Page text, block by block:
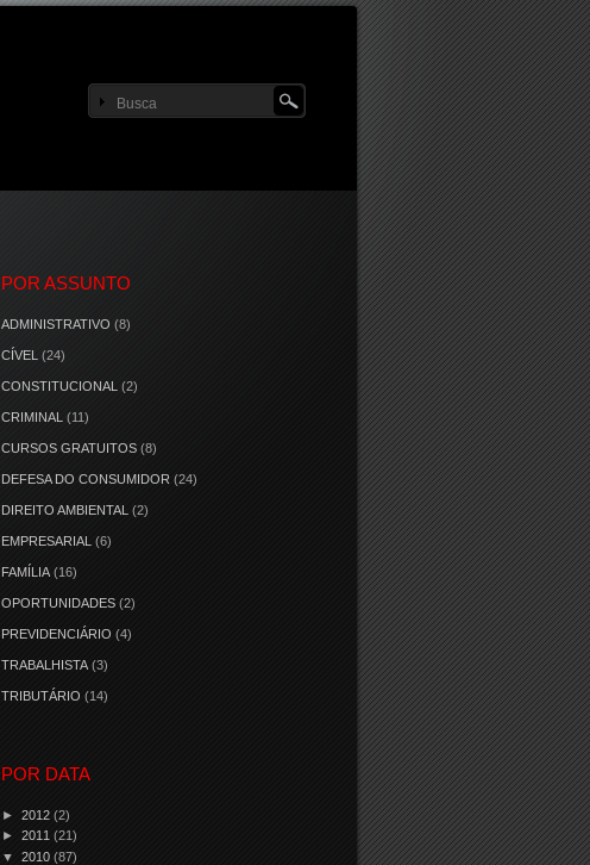
POR ASSUNTO
ADMINISTRATIVO (8)
CÍVEL (24)
CONSTITUCIONAL (2)
CRIMINAL (11)
CURSOS GRATUITOS (8)
DEFESA DO CONSUMIDOR (24)
DIREITO AMBIENTAL (2)
EMPRESARIAL (6)
FAMÍLIA (16)
OPORTUNIDADES (2)
PREVIDENCIÁRIO (4)
TRABALHISTA (3)
TRIBUTÁRIO (14)
POR DATA
► 2012 (2)
► 2011 (21)
▼ 2010 (87)